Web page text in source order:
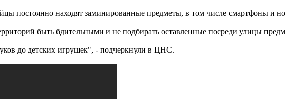
постоянно находят заминированные предметы, в том числе смартфоны и
быть бдительными и не подбирать оставленные посреди улицы
до детских игрушек", - подчеркнули в ЦНС.